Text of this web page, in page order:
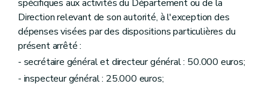
spécifiques aux activités du Département ou de la
Direction relevant de son autorité, à l'exception des
dépenses visées par des dispositions particulières du
présent arrêté :
- secrétaire général et directeur général : 50.000 euros;
- inspecteur général : 25.000 euros;